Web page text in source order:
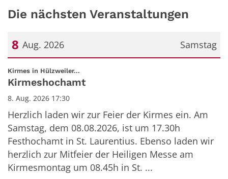
Die nächsten Veranstaltungen
Samstag
8 Aug. 2026
Datum: 8. August 2026
Kirmes in Hülzweiler...
Kirmeshochamt
8. Aug. 2026 17:30
Herzlich laden wir zur Feier der Kirmes ein. Am
Samstag, dem 08.08.2026, ist um 17.30h
Festhochamt in St. Laurentius. Ebenso laden wir
herzlich zur Mitfeier der Heiligen Messe am
Kirmesmontag um 08.45h in St. ...